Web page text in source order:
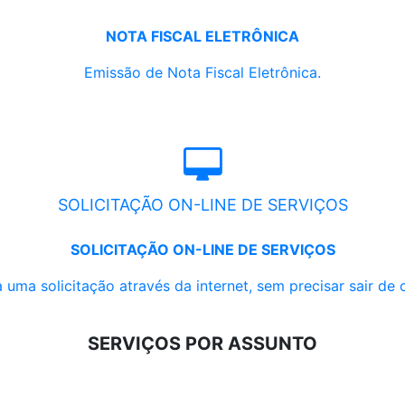
NOTA FISCAL ELETRÔNICA
Emissão de Nota Fiscal Eletrônica.
SOLICITAÇÃO ON-LINE DE SERVIÇOS
SOLICITAÇÃO ON-LINE DE SERVIÇOS
uma solicitação através da internet, sem precisar sair de
SERVIÇOS POR ASSUNTO